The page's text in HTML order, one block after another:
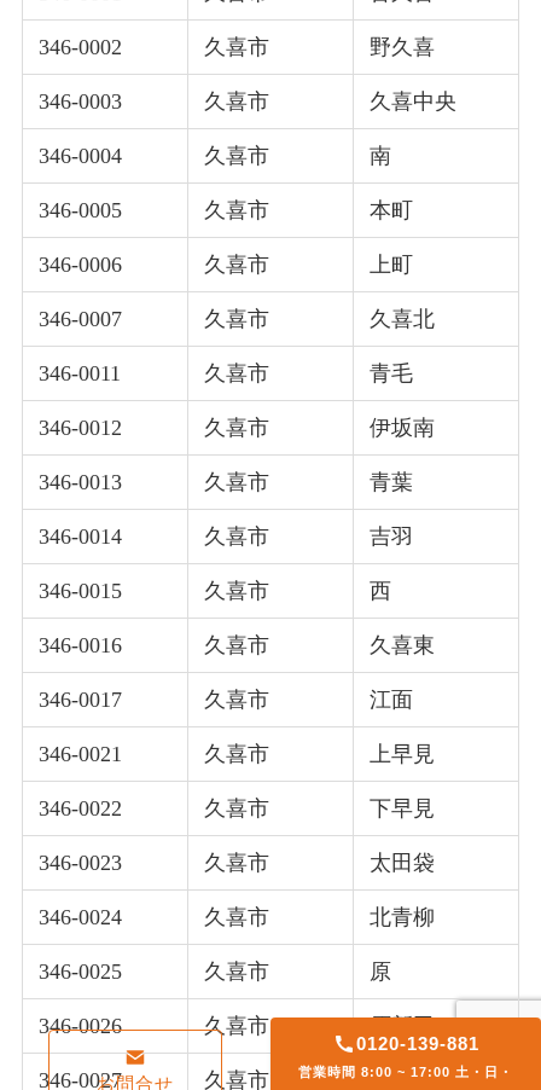
346-0002 久喜市 野久喜
346-0003 久喜市 久喜中央
346-0004 久喜市 南
346-0005 久喜市 本町
346-0006 久喜市 上町
346-0007 久喜市 久喜北
346-0011 久喜市 青毛
346-0012 久喜市 伊坂南
346-0013 久喜市 青葉
346-0014 久喜市 吉羽
346-0015 久喜市 西
346-0016 久喜市 久喜東
346-0017 久喜市 江面
346-0021 久喜市 上早見
346-0022 久喜市 下早見
346-0023 久喜市 太田袋
346-0024 久喜市 北青柳
346-0025 久喜市 原
346-0026 久喜市
346-0027 久喜市 除堀
お問合せ
0120-139-881
営業時間 8:00 ~ 17:00 土・日・